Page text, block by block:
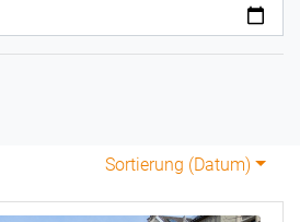
Sortierung (Datum)